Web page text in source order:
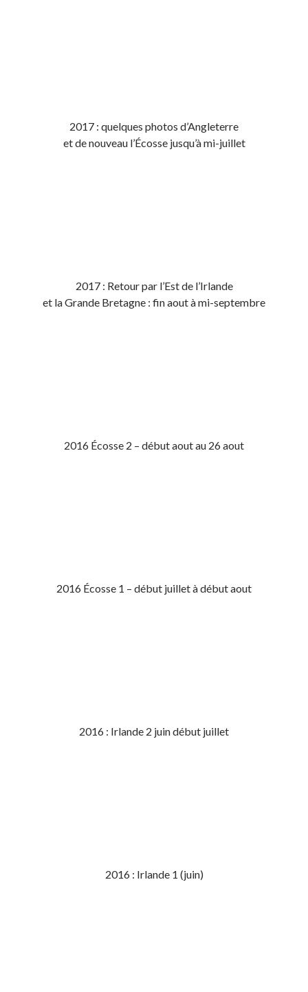
2017 : quelques photos d’Angleterre
et de nouveau l’Écosse jusqu’à mi-juillet
2017 : Retour par l’Est de l’Irlande
et la Grande Bretagne : fin aout à mi-septembre
2016 Écosse 2 – début aout au 26 aout
2016 Écosse 1 – début juillet à début aout
2016 : Irlande 2 juin début juillet
2016 : Irlande 1 (juin)